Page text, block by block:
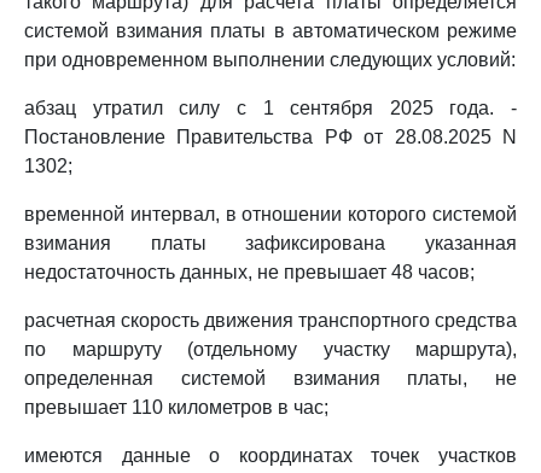
системой взимания платы в автоматическом режиме
при одновременном выполнении следующих условий:
абзац утратил силу с 1 сентября 2025 года. -
Постановление Правительства РФ от 28.08.2025 N
1302;
временной интервал, в отношении которого системой
взимания платы зафиксирована указанная
недостаточность данных, не превышает 48 часов;
расчетная скорость движения транспортного средства
по маршруту (отдельному участку маршрута),
определенная системой взимания платы, не
превышает 110 километров в час;
имеются данные о координатах точек участков